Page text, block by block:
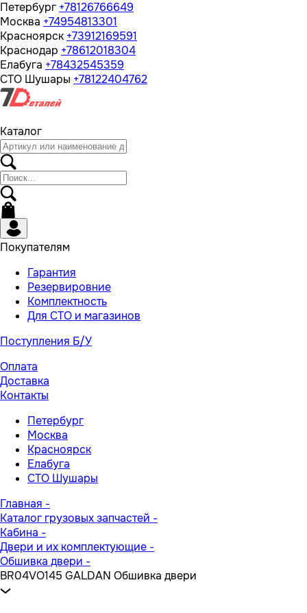
Петербург +78126766649
Москва +74954813301
Красноярск +73912169591
Краснодар +78612018304
Елабуга +78432545359
СТО Шушары +78122404762
Каталог
Покупателям
Гарантия
Резервировние
Комплектность
Для СТО и магазинов
Поступления Б/У
Оплата
Доставка
Контакты
Петербург
Москва
Красноярск
Елабуга
СТО Шушары
Главная -
Каталог грузовых запчастей -
Кабина -
Двери и их комплектующие -
Обшивка двери -
BR04VO145 GALDAN Обшивка двери